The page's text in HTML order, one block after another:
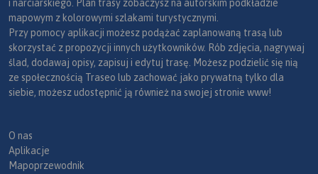
i narciarskiego. Plan trasy zobaczysz na autorskim podkładzie
mapowym z kolorowymi szlakami turystycznymi.
Przy pomocy aplikacji możesz podążać zaplanowaną trasą lub
skorzystać z propozycji innych użytkowników. Rób zdjęcia, nagrywaj
ślad, dodawaj opisy, zapisuj i edytuj trasę. Możesz podzielić się nią
ze społecznością Traseo lub zachować jako prywatną tylko dla
siebie, możesz udostępnić ją również na swojej stronie www!
O nas
Aplikacje
Mapoprzewodnik